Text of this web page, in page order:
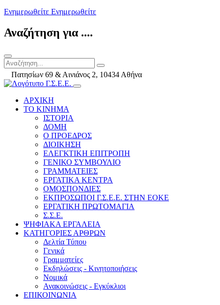
Ενημερωθείτε Ενημερωθείτε
Αναζήτηση για ....
Πατησίων 69 & Αινιάνος 2, 10434 Αθήνα
ΑΡΧΙΚΗ
ΤΟ ΚΙΝΗΜΑ
ΙΣΤΟΡΙΑ
ΔΟΜΗ
Ο ΠΡΟΕΔΡΟΣ
ΔΙΟΙΚΗΣΗ
ΕΛΕΓΚΤΙΚΗ ΕΠΙΤΡΟΠΗ
ΓΕΝΙΚΟ ΣΥΜΒΟΥΛΙΟ
ΓΡΑΜΜΑΤΕΙΕΣ
ΕΡΓΑΤΙΚΑ ΚΕΝΤΡΑ
ΟΜΟΣΠΟΝΔΙΕΣ
ΕΚΠΡΟΣΩΠΟΙ Γ.Σ.Ε.Ε. ΣΤΗΝ ΕΟΚΕ
ΕΡΓΑΤΙΚΗ ΠΡΩΤΟΜΑΓΙΑ
Σ.Σ.Ε.
ΨΗΦΙΑΚΑ ΕΡΓΑΛΕΙΑ
ΚΑΤΗΓΟΡΙΕΣ ΑΡΘΡΩΝ
Δελτία Τύπου
Γενικά
Γραμματείες
Εκδηλώσεις - Κινητοποιήσεις
Νομικά
Ανακοινώσεις - Εγκύκλιοι
ΕΠΙΚΟΙΝΩΝΙΑ